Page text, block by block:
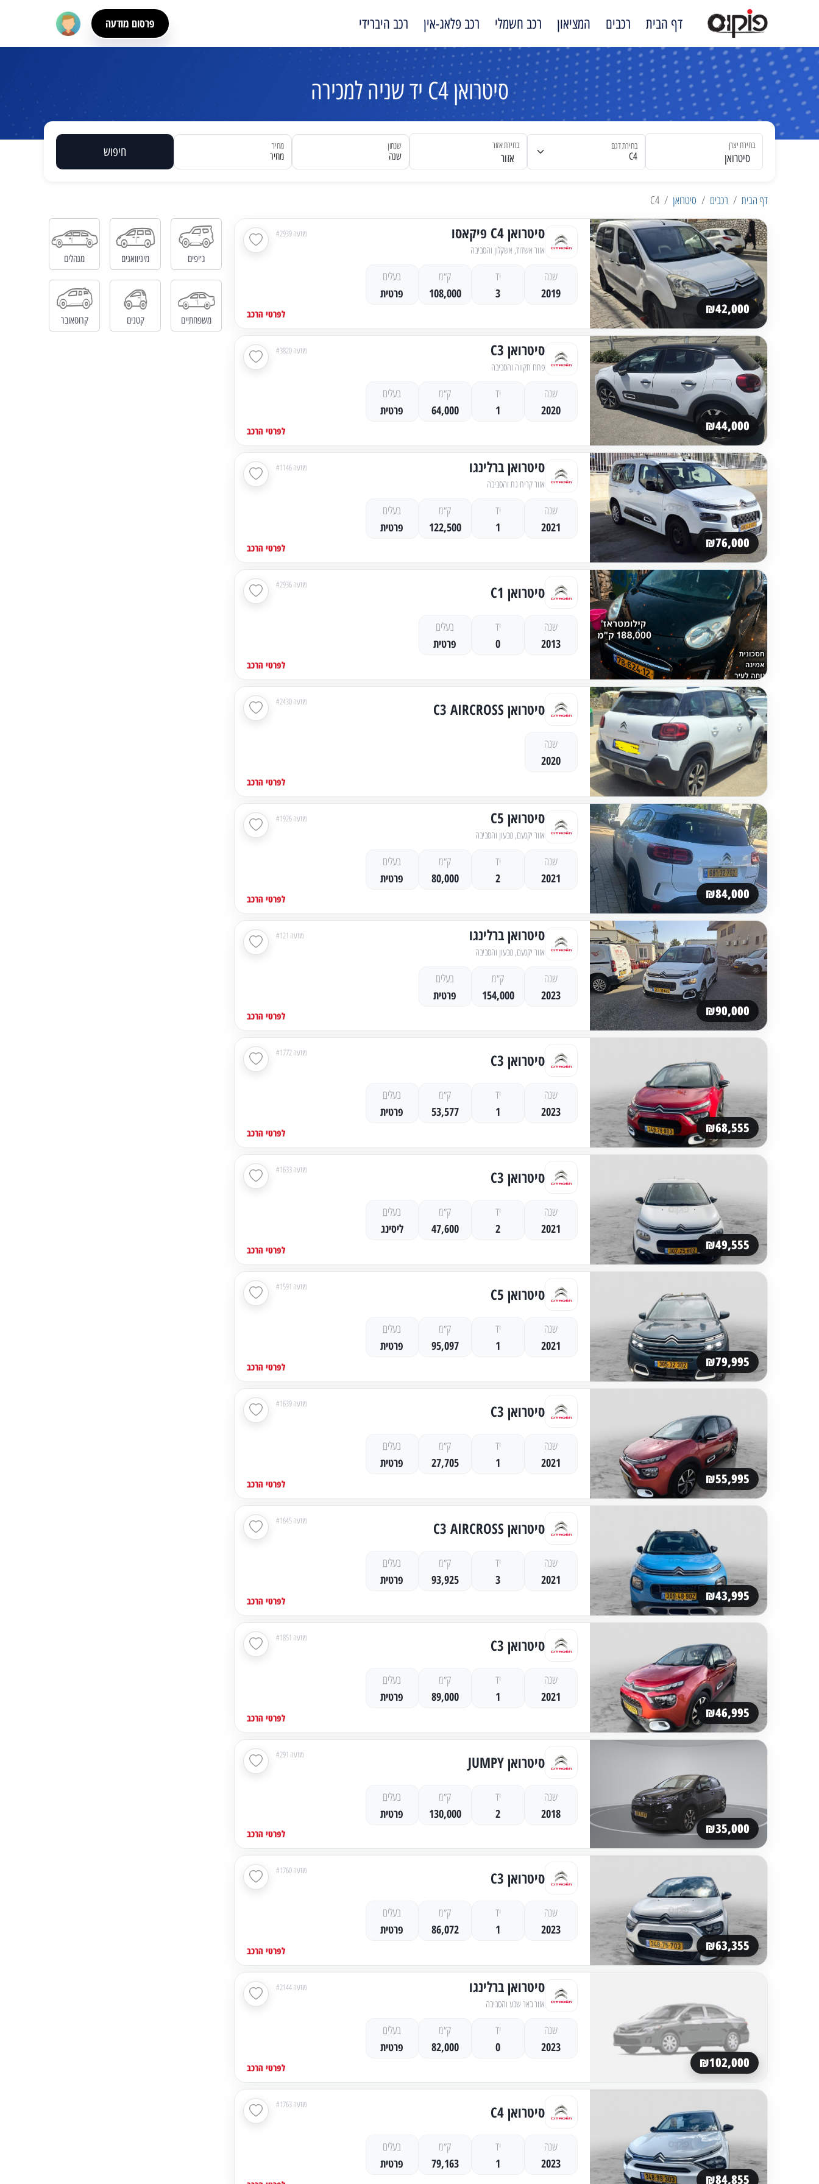
דף הבית רכבים המציאון רכב חשמלי רכב פלאג-אין רכב היברידי פרסום מודעה
סיטרואן C4 יד שניה למכירה
סיטרואן
בחירת יצרן בחירת דגם
אזור
בחירת אזור
שנה
שנתון
מחיר
מחיר חיפוש
דף הבית רכבים סיטרואן C4
₪42,000
סיטרואן C4 פיקאסו
אזור אשדוד, אשקלון והסביבה
מודעה #2939
שנה
2019
יד
3
ק״מ
108,000
בעלים
פרטית
לפרטי הרכב
₪44,000
סיטרואן C3
פתח תקווה והסביבה
מודעה #3820
שנה
2020
יד
1
ק״מ
64,000
בעלים
פרטית
לפרטי הרכב
₪76,000
סיטרואן ברלינגו
אזור קרית גת והסביבה
מודעה #1146
שנה
2021
יד
1
ק״מ
122,500
בעלים
פרטית
לפרטי הרכב
סיטרואן C1 מודעה #2936
שנה
2013
יד
0
בעלים
פרטית
לפרטי הרכב
סיטרואן C3 AIRCROSS מודעה #2430
שנה
2020
לפרטי הרכב
₪84,000
סיטרואן C5
אזור יקנעם, טבעון והסביבה
מודעה #1926
שנה
2021
יד
2
ק״מ
80,000
בעלים
פרטית
לפרטי הרכב
₪90,000
סיטרואן ברלינגו
אזור יקנעם, טבעון והסביבה
מודעה #121
שנה
2023
ק״מ
154,000
בעלים
פרטית
לפרטי הרכב
₪68,555
סיטרואן C3 מודעה #1772
שנה
2023
יד
1
ק״מ
53,577
בעלים
פרטית
לפרטי הרכב
₪49,555
סיטרואן C3 מודעה #1633
שנה
2021
יד
2
ק״מ
47,600
בעלים
ליסינג
לפרטי הרכב
₪79,995
סיטרואן C5 מודעה #1591
שנה
2021
יד
1
ק״מ
95,097
בעלים
פרטית
לפרטי הרכב
₪55,995
סיטרואן C3 מודעה #1639
שנה
2021
יד
1
ק״מ
27,705
בעלים
פרטית
לפרטי הרכב
₪43,995
סיטרואן C3 AIRCROSS מודעה #1645
שנה
2021
יד
3
ק״מ
93,925
בעלים
פרטית
לפרטי הרכב
₪46,995
סיטרואן C3 מודעה #1851
שנה
2021
יד
1
ק״מ
89,000
בעלים
פרטית
לפרטי הרכב
₪35,000
סיטרואן JUMPY מודעה #291
שנה
2018
יד
2
ק״מ
130,000
בעלים
פרטית
לפרטי הרכב
₪63,355
סיטרואן C3 מודעה #1760
שנה
2023
יד
1
ק״מ
86,072
בעלים
פרטית
לפרטי הרכב
₪102,000
סיטרואן ברלינגו
אזור באר שבע והסביבה
מודעה #2144
שנה
2023
יד
0
ק״מ
82,000
בעלים
פרטית
לפרטי הרכב
₪84,855
סיטרואן C4 מודעה #1763
שנה
2023
יד
1
ק״מ
79,163
בעלים
פרטית
ג׳יפים מיניוואנים מנהלים
משפחתיים קטנים קרוסאובר